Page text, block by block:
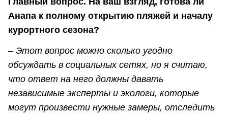
Анапа к полному открытию пляжей и началу
курортного сезона?
– Этот вопрос можно сколько угодно
обсуждать в социальных сетях, но я считаю,
что ответ на него должны давать
независимые эксперты и экологи, которые
могут произвести нужные замеры, отследить